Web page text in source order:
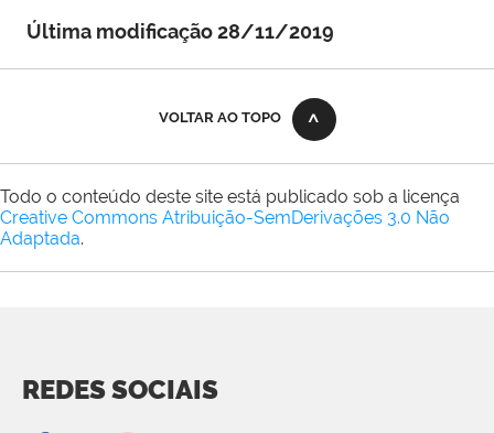
Última modificação 28/11/2019
VOLTAR AO TOPO
Todo o conteúdo deste site está publicado sob a licença
Creative Commons Atribuição-SemDerivações 3.0 Não
Adaptada.
REDES SOCIAIS